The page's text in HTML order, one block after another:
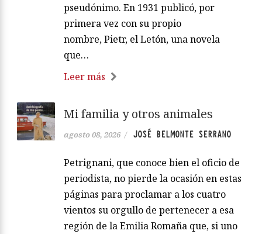
pseudónimo. En 1931 publicó, por
primera vez con su propio
nombre, Pietr, el Letón, una novela
que…
Leer más
Mi familia y otros animales
agosto 08, 2026 / JOSÉ BELMONTE SERRANO
Petrignani, que conoce bien el oficio de
periodista, no pierde la ocasión en estas
páginas para proclamar a los cuatro
vientos su orgullo de pertenecer a esa
región de la Emilia Romaña que, si uno